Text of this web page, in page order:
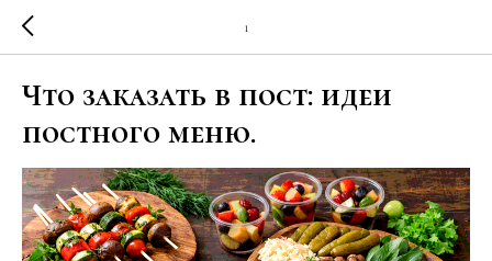
1
Что заказать в пост: идеи
постного меню.